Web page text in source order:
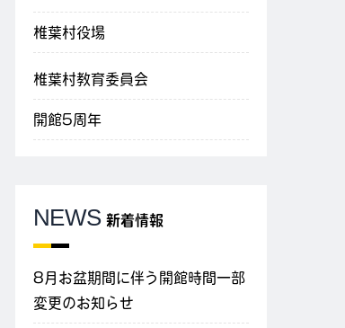
椎葉村役場
椎葉村教育委員会
開館5周年
NEWS 新着情報
8月お盆期間に伴う開館時間一部
変更のお知らせ